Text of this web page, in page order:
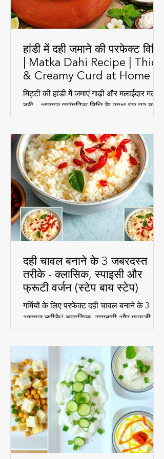
हांडी में दही जमाने की परफेक्ट विधि
| Matka Dahi Recipe | Thick
& Creamy Curd at Home
मिट्टी की हांडी में जमाएं गाढ़ी और मलाईदार मटका
दही – आसान पारंपरिक विधि के साथ घर पर बनाएं
दही चावल बनाने के 3 जबरदस्त
तरीके - क्लासिक, स्पाइसी और
फ्रूटी वर्जन (स्टेप बाय स्टेप)
गर्मियों के लिए परफेक्ट दही चावल बनाने के 3
आसान तरीके! क्लासिक, स्पाइसी और फ्रूटी